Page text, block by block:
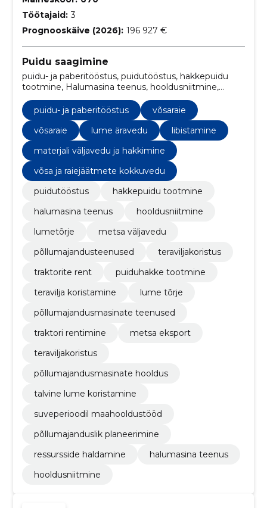
Töötajaid: 3
Prognooskäive (2026): 196 927 €
Puidu saagimine
puidu- ja paberitööstus, puidutööstus, hakkepuidu
tootmine, Halumasina teenus, hooldusniitmine,
Teraviljakoristus, Traktorite rent
puidu- ja paberitööstus
võsaraie
võsaraie
lume äravedu
libistamine
materjali väljavedu ja hakkimine
võsa ja raiejäätmete kokkuvedu
puidutööstus
hakkepuidu tootmine
halumasina teenus
hooldusniitmine
lumetõrje
metsa väljavedu
põllumajandusteenused
teraviljakoristus
traktorite rent
puiduhakke tootmine
teravilja koristamine
lume tõrje
põllumajandusmasinate teenused
traktori rentimine
metsa eksport
teraviljakoristus
põllumajandusmasinate hooldus
talvine lume koristamine
suveperioodil maahooldustööd
põllumajanduslik planeerimine
ressursside haldamine
halumasina teenus
hooldusniitmine